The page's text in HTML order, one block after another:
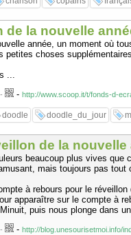
la nouvelle
année, un moment où
choses
...
- - http://www.scoop.it/t/fonds-d-
doodle doodle_du_jour
de la nouvelle
beaucoup plus vives que
mais toujours pas
à rebours pour le
apparaître sur le compte à
puis nous plonge dans
- - http://blog.unesourisetmoi.info/